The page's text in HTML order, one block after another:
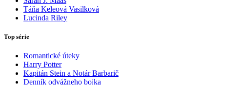
Táňa Keleová Vasilková
Lucinda Riley
Top série
Romantické úteky
Harry Potter
Kapitán Stein a Notár Barbarič
Denník odvážneho bojka